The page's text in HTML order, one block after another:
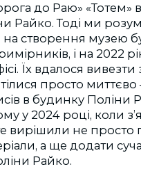
до Раю» «Тотем»
Райко. Тоді ми
на створення музею
і на 2022
Їх вдалося
просто
в будинку Поліни
у 2024 році, коли
вирішили не просто
а ще додати
Райко.